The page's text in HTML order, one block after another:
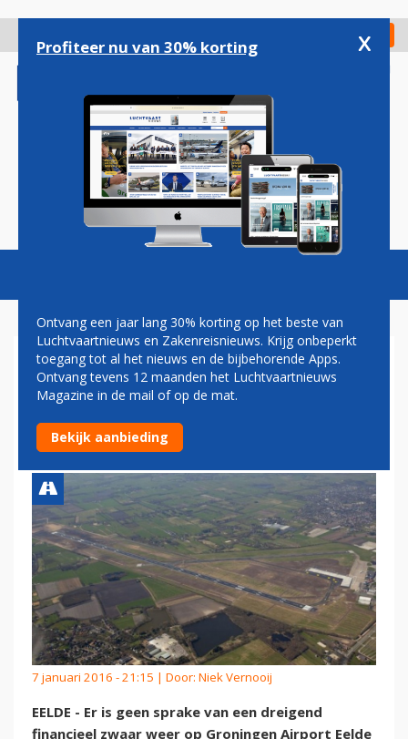
gaan
Check in
Magazine Podcasts Vacatures
'GEEN SPRAKE VAN DREIGEND
FINANCIEEL ZWAAR WEER
GRONINGEN AIRPORT EELDE'
7 januari 2016 - 21:15 | Door: Niek Vernooij
EELDE - Er is geen sprake van een dreigend
financieel zwaar weer op Groningen Airport Eelde
Profiteer nu van 30% korting x
Ontvang een jaar lang 30% korting op het beste van
Luchtvaartnieuws en Zakenreisnieuws. Krijg onbeperkt
toegang tot al het nieuws en de bijbehorende Apps.
Ontvang tevens 12 maanden het Luchtvaartnieuws
Magazine in de mail of op de mat.
Bekijk aanbieding